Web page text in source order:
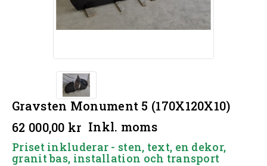
Gravsten Monument 5 (170X120X10)
62 000,00 kr Inkl. moms
Priset inkluderar - sten, text, en dekor,
granit bas, installation och transport